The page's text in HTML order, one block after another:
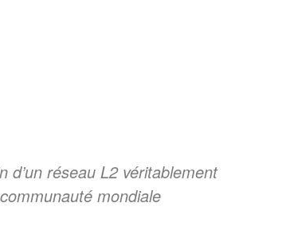
d’un réseau L2 véritablement
mondiale